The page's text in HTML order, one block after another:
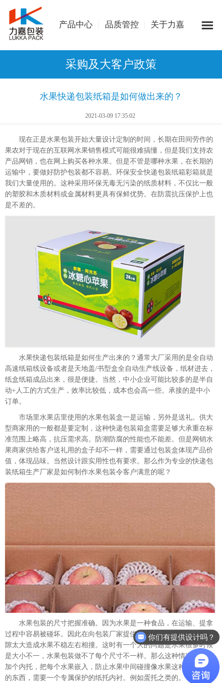
产品中心 品质管控 关于力嘉
采购及大客户政策
水果快递包装纸箱是如何做出来的？
2021-03-09 17:35:02
现在正是水果包装开始大量设计定制的时间，长期在田间劳作的
果农对于现在的互联网水果销售模式可能很难搞懂，但是我们支持农
产品网销，也在网上购买各种水果。但是不管是哪种水果，在长期的
运输中，要做好防护包装都不容易。环保安全快递包装纸箱彩箱就是
我们大量使用的。这种采用环保无毒无污染的纸质材料，不仅比一般
的塑胶和木质材料或金属材料更具有保鲜优势。在防震抗压保护上也
是不差的。
水果快递包装纸箱是如何生产出来的？通常大厂采用的是全自动
高速纸箱线设备或者是天地盖/书型盒全自动生产线设备，纸材进去，
纸盒纸箱成品出来，很是便捷。当然，中小企业可能比较多的是半自
动+人工的方式生产，效率比较低，成本也会高一些。承接的是中小
订单。
市场里水果店里使用的水果包装盒一是运输，另外是送礼。供大
型商家用的一般都是要定制，这种快递包装箱盒需要足够大承重在标
准范围上略高，抗压需求高。防潮防腐的性能也不能差。但是网销水
果商家供给客户送礼用的盒子却不一样，需要通过包装盒体现产品价
值，体现品味。当然设计跟实用性也有要求。那么作为专业的快递包
装纸箱生产厂家是如何制作水果包装令客户满意的呢？
水果包装的尺寸把握准确。因为水果是一种食品，在运输、提拿
过程中容易被碰坏。因此在向包装厂家提供尺寸需准确，防止边缘缝
隙太大造成水果不稳左右相撞。这时有一个大的问题是水果很多时候
是大小不一，水果包装做不了每个尺寸不一样。那么这种情况一般会
加个内托，把每个水果嵌入，防止水果中间碰撞像水果这种容易撞坏
的东西，需要一个专属保护的纸托内衬。例如蛋托之类的。
你们有提供设计吗？